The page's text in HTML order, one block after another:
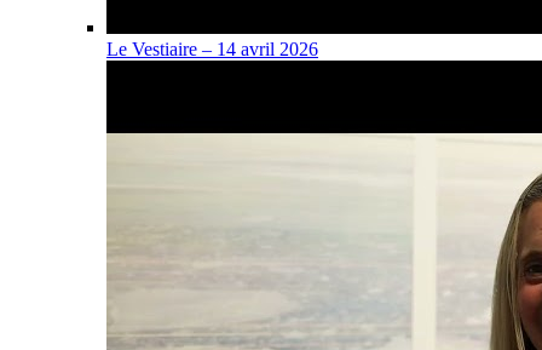
Le Vestiaire – 14 avril 2026